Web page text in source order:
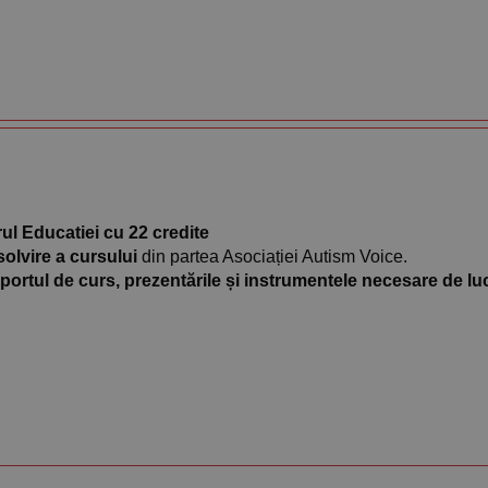
Educatiei cu 22 credite
a cursului din partea Asociației Autism Voice.
de curs, prezentările și instrumentele necesare de